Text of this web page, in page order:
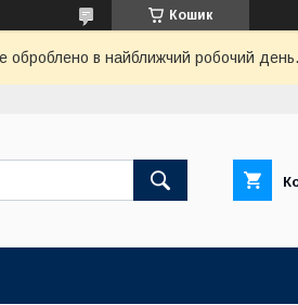
Кошик
оброблено в найближчий робочий день.